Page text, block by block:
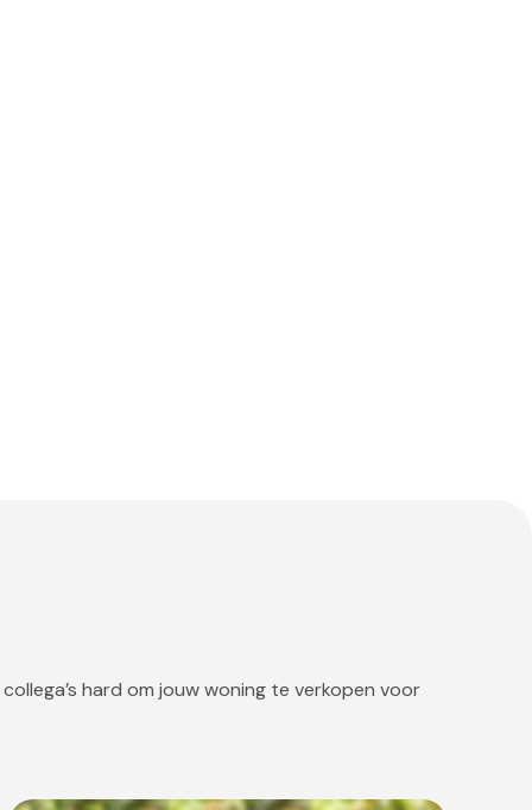
hard om jouw woning te verkopen voor